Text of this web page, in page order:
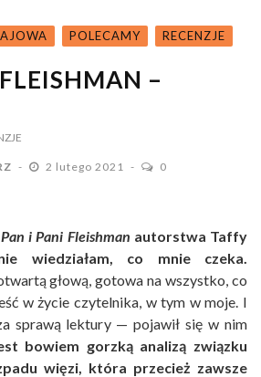
POLECAMY RECENZJE
–
2 lutego 2021 0
Pan i Pani Fleishman autorstwa Taffy
wiedziałam, co mnie czeka.
głową, gotowa na wszystko, co
w życie czytelnika, w tym w moje. I
sprawą lektury — pojawił się w nim
bowiem gorzką analizą związku
więzi, która przecież zawsze